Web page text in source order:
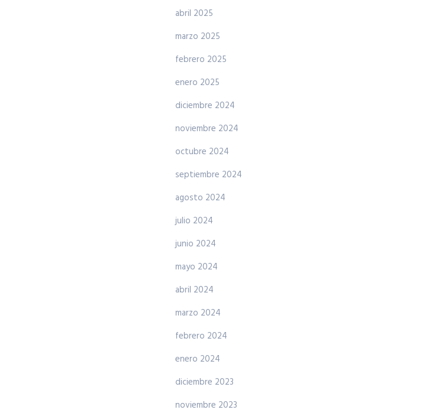
abril 2025
marzo 2025
febrero 2025
enero 2025
diciembre 2024
noviembre 2024
octubre 2024
septiembre 2024
agosto 2024
julio 2024
junio 2024
mayo 2024
abril 2024
marzo 2024
febrero 2024
enero 2024
diciembre 2023
noviembre 2023